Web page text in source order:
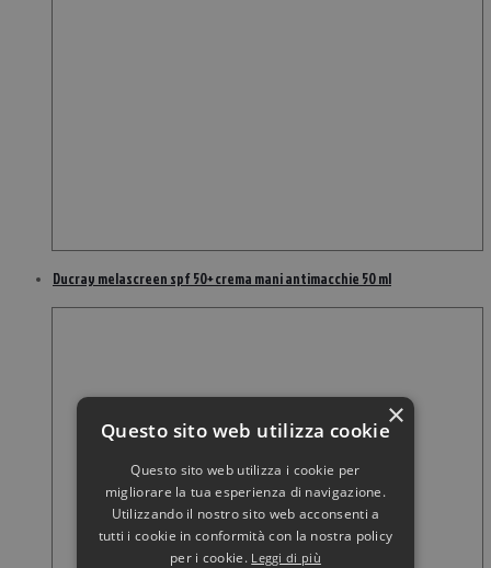
Ducray melascreen spf 50+ crema mani antimacchie 50 ml
×
Questo sito web utilizza cookie
Questo sito web utilizza i cookie per
migliorare la tua esperienza di navigazione.
Utilizzando il nostro sito web acconsenti a
tutti i cookie in conformità con la nostra policy
per i cookie. Leggi di più